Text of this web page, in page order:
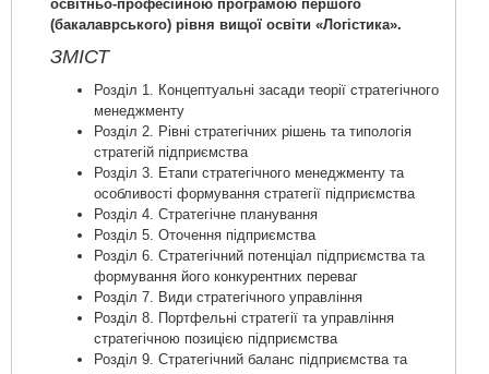
освітньо-професійною програмою першого
(бакалаврського) рівня вищої освіти «Логістика».
ЗМІСТ
Розділ 1. Концептуальні засади теорії стратегічного
менеджменту
Розділ 2. Рівні стратегічних рішень та типологія
стратегій підприємства
Розділ 3. Етапи стратегічного менеджменту та
особливості формування стратегії підприємства
Розділ 4. Стратегічне планування
Розділ 5. Оточення підприємства
Розділ 6. Стратегічний потенціал підприємства та
формування його конкурентних переваг
Розділ 7. Види стратегічного управління
Розділ 8. Портфельні стратегії та управління
стратегічною позицією підприємства
Розділ 9. Стратегічний баланс підприємства та